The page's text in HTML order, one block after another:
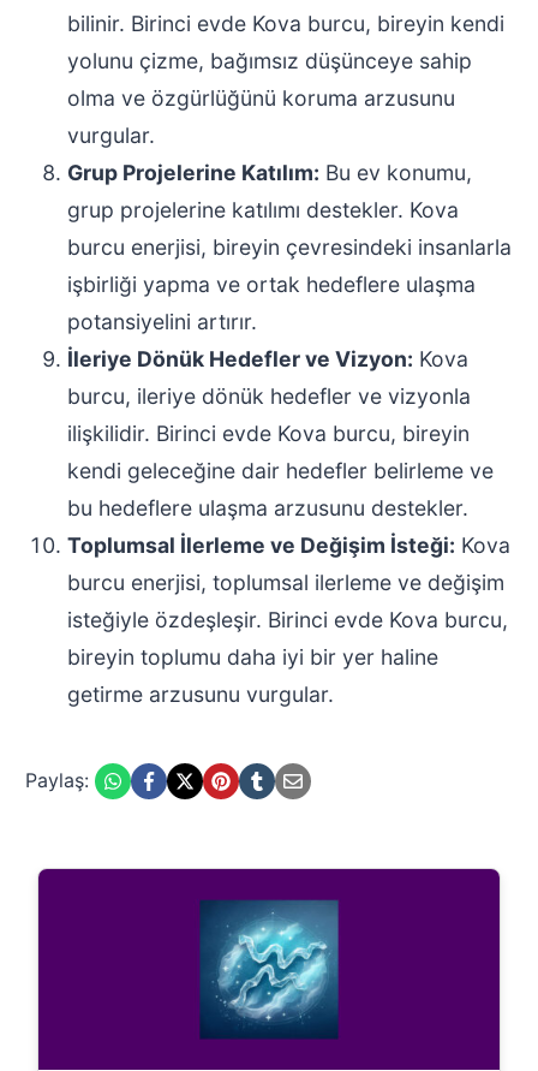
bilinir. Birinci evde Kova burcu, bireyin kendi
yolunu çizme, bağımsız düşünceye sahip
olma ve özgürlüğünü koruma arzusunu
vurgular.
Grup Projelerine Katılım: Bu ev konumu,
grup projelerine katılımı destekler. Kova
burcu enerjisi, bireyin çevresindeki insanlarla
işbirliği yapma ve ortak hedeflere ulaşma
potansiyelini artırır.
İleriye Dönük Hedefler ve Vizyon: Kova
burcu, ileriye dönük hedefler ve vizyonla
ilişkilidir. Birinci evde Kova burcu, bireyin
kendi geleceğine dair hedefler belirleme ve
bu hedeflere ulaşma arzusunu destekler.
Toplumsal İlerleme ve Değişim İsteği: Kova
burcu enerjisi, toplumsal ilerleme ve değişim
isteğiyle özdeşleşir. Birinci evde Kova burcu,
bireyin toplumu daha iyi bir yer haline
getirme arzusunu vurgular.
Paylaş: